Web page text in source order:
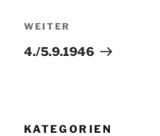
Nächster
Beitrag
WEITER
4./5.9.1946
KATEGORIEN